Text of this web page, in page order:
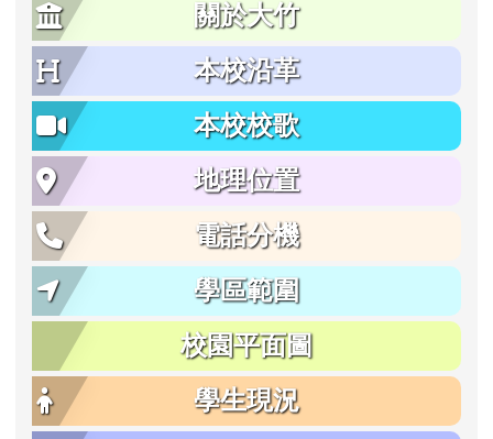
關於大竹
本校沿革
本校校歌
地理位置
電話分機
學區範圍
校園平面圖
學生現況